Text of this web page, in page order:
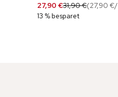
27,90 €31,90 €(27,90 €/
13 % besparet